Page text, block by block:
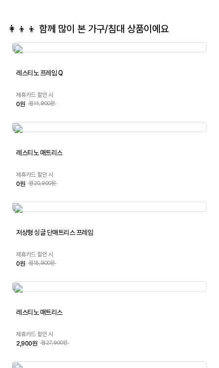
👩‍👦‍👦 함께 많이 본 가구/침대 상품이에요
레스티노 프레임 Q
제휴카드 할인 시
0원 월14,900원
레스티노 매트리스
제휴카드 할인 시
0원 월20,900원
저상형 싱글 단매트리스 프레임
제휴카드 할인 시
0원 월15,900원
레스티노 매트리스
제휴카드 할인 시
2,900원 월27,900원